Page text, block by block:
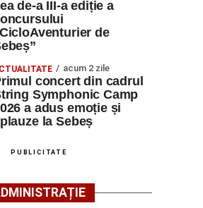
de-a III-a ediție a
de
acum 2 zile
concert din cadrul
Symphonic Camp
a adus emoție și
la Sebeș
PUBLICITATE